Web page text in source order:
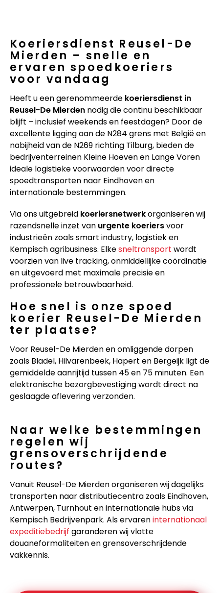
Koeriersdienst Reusel-De
Mierden – snelle en
ervaren spoedkoeriers
voor vandaag
Heeft u een gerenommeerde koeriersdienst in
Reusel-De Mierden nodig die continu beschikbaar
blijft – inclusief weekends en feestdagen? Door de
excellente ligging aan de N284 grens met België en
nabijheid van de N269 richting Tilburg, bieden de
bedrijventerreinen Kleine Hoeven en Lange Voren
ideale logistieke voorwaarden voor directe
spoedtransporten naar Eindhoven en
internationale bestemmingen.
Via ons uitgebreid koeriersnetwerkorganiseren wij
razendsnelle inzet van urgente koeriersvoor
industrieën zoals smart industry, logistiek en
Kempisch agribusiness. Elkesneltransport wordt
voorzien van live tracking, onmiddellijke coördinatie
en uitgevoerd met maximale precisie en
professionele betrouwbaarheid.
Hoe snel is onze spoed
koerier Reusel-De Mierden
ter plaatse?
Voor Reusel-De Mierden en omliggende dorpen
zoals Bladel, Hilvarenbeek, Hapert en Bergeijk ligt de
gemiddelde aanrijtijd tussen 45 en 75 minuten. Een
elektronische bezorgbevestiging wordt direct na
geslaagde aflevering verzonden.
Naar welke bestemmingen
regelen wij
grensoverschrijdende
routes?
Vanuit Reusel-De Mierden organiseren wij dagelijks
transporten naar distributiecentra zoals Eindhoven,
Antwerpen, Turnhout en internationale hubs via
Kempisch Bedrijvenpark. Als ervareninternationaal
expeditiebedrijf garanderen wij vlotte
douaneformaliteiten en grensoverschrijdende
vakkennis.